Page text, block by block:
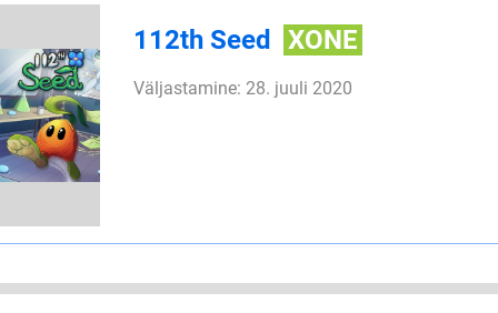
112th Seed XONE
Väljastamine: 28. juuli 2020